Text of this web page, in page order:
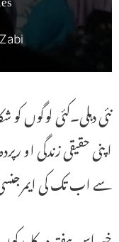
Zabi
نئی دہلی۔کئی لوگوں
اپنی حقیقی زندگی او
سے اب تک کی